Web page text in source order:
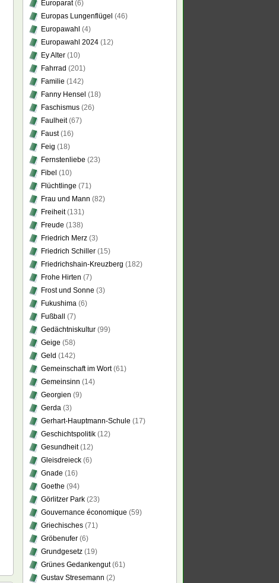
Europarat(6)
Europas Lungenflügel (46)
Europawahl (4)
Europawahl 2024 (12)
Ey Alter (10)
Fahrrad (201)
Familie (142)
Fanny Hensel (18)
Faschismus (26)
Faulheit(67)
Faust(16)
Feig (18)
Fernstenliebe (23)
Fibel (10)
Flüchtlinge (71)
Frau und Mann (82)
Freiheit(131)
Freude (138)
Friedrich Merz (3)
Friedrich Schiller (15)
Friedrichshain-Kreuzberg (182)
Frohe Hirten (7)
Frost und Sonne (3)
Fukushima (6)
Fußball
(7)
Gedächtniskultur (99)
Geige (58)
Geld (142)
Gemeinschaft im Wort(61)
Gemeinsinn (14)
Georgien (9)
Gerda (3)
Gerhart-Hauptmann-Schule (17)
Geschichtspolitik (12)
Gesundheit(12)
Gleisdreieck (6)
Gnade (16)
Goethe (94)
Görlitzer Park (23)
Gouvernance économique (59)
Griechisches (71)
Gröbenufer (6)
Grundgesetz (19)
Grünes Gedankengut(61)
Gustav Stresemann (2)